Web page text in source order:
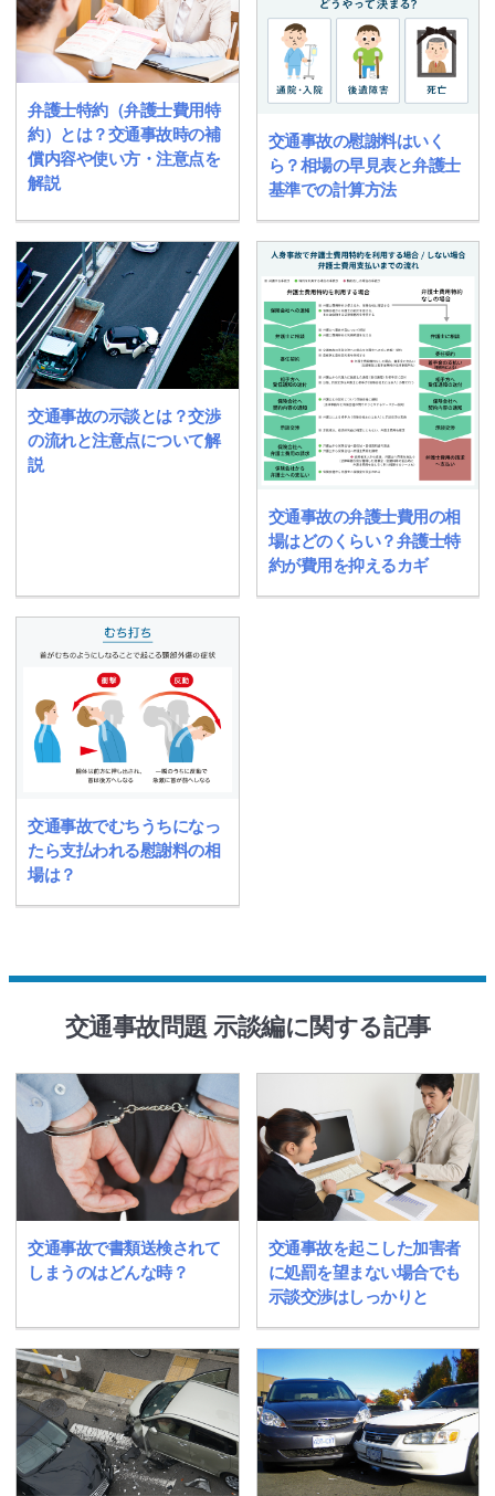
弁護士特約（弁護士費用特
約）とは？交通事故時の補
償内容や使い方・注意点を
解説
交通事故の慰謝料はいく
ら？相場の早見表と弁護士
基準での計算方法
交通事故の示談とは？交渉
の流れと注意点について解
説
交通事故の弁護士費用の相
場はどのくらい？弁護士特
約が費用を抑えるカギ
交通事故でむちうちになっ
たら支払われる慰謝料の相
場は？
交通事故問題 示談編に関する記事
交通事故で書類送検されて
しまうのはどんな時？
交通事故を起こした加害者
に処罰を望まない場合でも
示談交渉はしっかりと